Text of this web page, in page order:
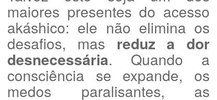
maiores presentes do acesso
akáshico: ele não elimina os
desafios, mas reduz a dor
desnecessária. Quando a
consciência se expande, os
medos paralisantes, as